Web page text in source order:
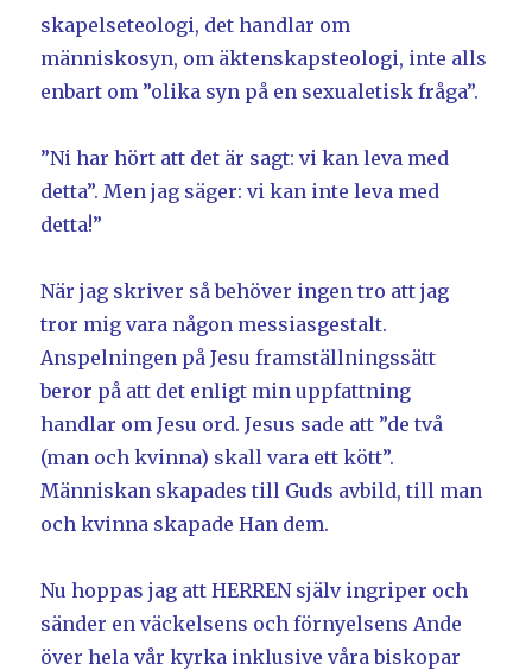
skapelseteologi, det handlar om
människosyn, om äktenskapsteologi, inte alls
enbart om ”olika syn på en sexualetisk fråga”.
”Ni har hört att det är sagt: vi kan leva med
detta”. Men jag säger: vi kan inte leva med
detta!”
När jag skriver så behöver ingen tro att jag
tror mig vara någon messiasgestalt.
Anspelningen på Jesu framställningssätt
beror på att det enligt min uppfattning
handlar om Jesu ord. Jesus sade att ”de två
(man och kvinna) skall vara ett kött”.
Människan skapades till Guds avbild, till man
och kvinna skapade Han dem.
Nu hoppas jag att HERREN själv ingriper och
sänder en väckelsens och förnyelsens Ande
över hela vår kyrka inklusive våra biskopar